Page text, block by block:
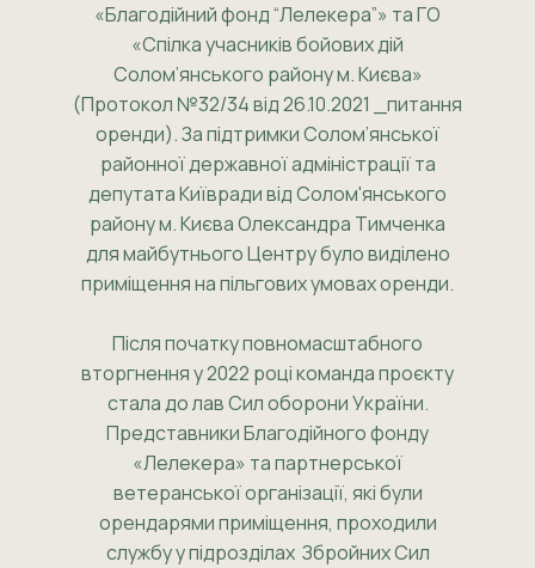
«Благодійний фонд “Лелекера”» та ГО
«Спілка учасників бойових дій
Солом’янського району м. Києва»
(Протокол №32/34 від 26.10.2021 _питання
оренди). За підтримки Солом’янської
районної державної адміністрації та
депутата Київради від Солом'янського
району м. Києва Олександра Тимченка
для майбутнього Центру було виділено
приміщення на пільгових умовах оренди.
Після початку повномасштабного
вторгнення у 2022 році команда проєкту
стала до лав Сил оборони України.
Представники Благодійного фонду
«Лелекера» та партнерської
ветеранської організації, які були
орендарями приміщення, проходили
службу у підрозділах Збройних Сил